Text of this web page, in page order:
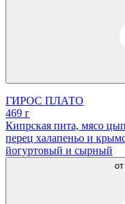
ГИРОС ПЛАТО
469 г
Кипрская пита, мясо
перец халапеньо и
йогуртовый и сырный
от